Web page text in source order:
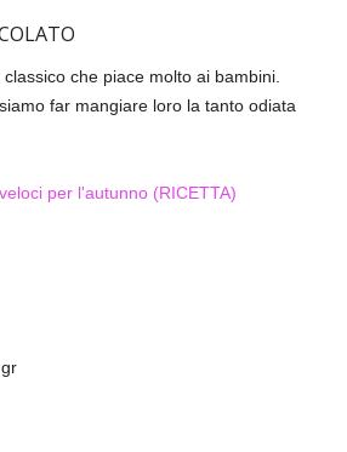
che piace molto ai bambini.
far mangiare loro la tanto odiata